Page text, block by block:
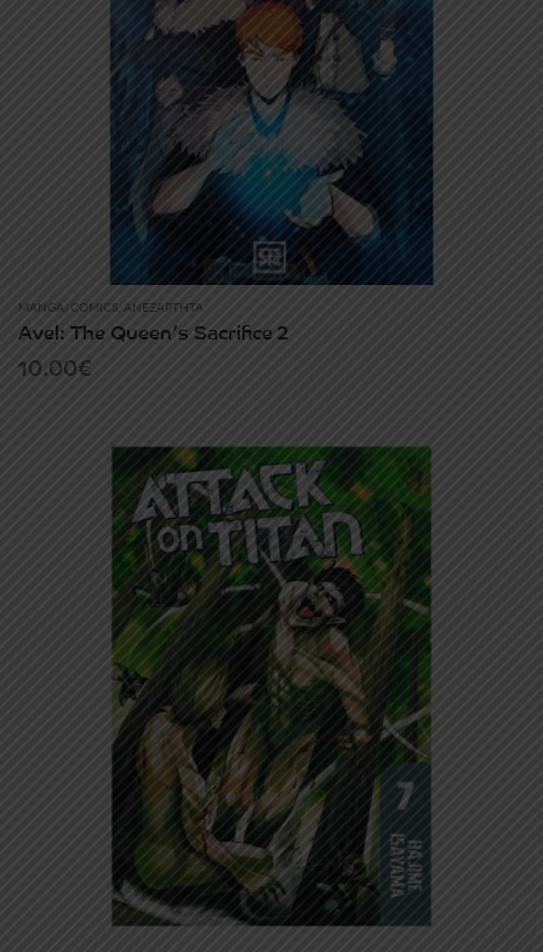
MANGA/COMICS ΑΝΕΞΆΡΤΗΤΑ
Avel: The Queen’s Sacrifice 2
10.00€